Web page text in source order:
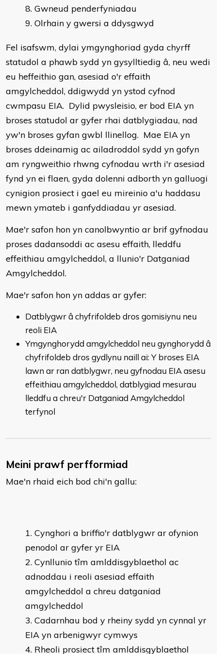
Gwneud penderfyniadau
Olrhain y gwersi a ddysgwyd
Fel isafswm, dylai ymgynghoriad gyda chyrff
statudol a phawb sydd yn gysylltiedig â, neu wedi
eu heffeithio gan, asesiad o'r effaith
amgylcheddol, ddigwydd yn ystod cyfnod
cwmpasu EIA. Dylid pwysleisio, er bod EIA yn
broses statudol ar gyfer rhai datblygiadau, nad
yw'n broses gyfan gwbl llinellog. Mae EIA yn
broses ddeinamig ac ailadroddol sydd yn gofyn
am ryngweithio rhwng cyfnodau wrth i'r asesiad
fynd yn ei flaen, gyda dolenni adborth yn galluogi
cynigion prosiect i gael eu mireinio a'u haddasu
mewn ymateb i ganfyddiadau yr asesiad.
Mae'r safon hon yn canolbwyntio ar brif gyfnodau
proses dadansoddi ac asesu effaith, lleddfu
effeithiau amgylcheddol, a llunio'r Datganiad
Amgylcheddol.
Mae'r safon hon yn addas ar gyfer:
Datblygwr â chyfrifoldeb dros gomisiynu neu
reoli EIA
Ymgynghorydd amgylcheddol neu gynghorydd â
chyfrifoldeb dros gydlynu naill ai: Y broses EIA
lawn ar ran datblygwr, neu gyfnodau EIA asesu
effeithiau amgylcheddol, datblygiad mesurau
lleddfu a chreu'r Datganiad Amgylcheddol
terfynol
Meini prawf perfformiad
Mae'n rhaid eich bod chi'n gallu:
Cynghori a briffio'r datblygwr ar ofynion
penodol ar gyfer yr EIA
Cynllunio tîm amlddisgyblaethol ac
adnoddau i reoli asesiad effaith
amgylcheddol a chreu datganiad
amgylcheddol
Cadarnhau bod y rheiny sydd yn cynnal yr
EIA yn arbenigwyr cymwys
Rheoli prosiect tîm amlddisgyblaethol